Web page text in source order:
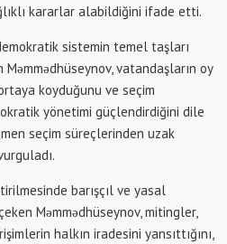
kararlar alabildiğini ifade etti.
sistemin temel taşları
Məmmədhüseynov, vatandaşların oy
koyduğunu ve seçim
yönetimi güçlendirdiğini dile
seçim süreçlerinden uzak
barışçıl ve yasal
Məmmədhüseynov, mitingler,
halkın iradesini yansıttığını,